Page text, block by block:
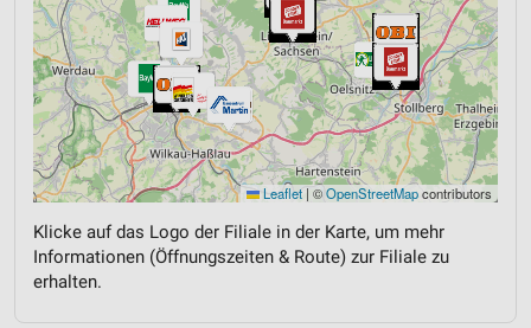
Leaflet | ©OpenStreetMapcontributors
Klicke auf das Logo der Filiale in der Karte, um mehr
Informationen (Öffnungszeiten & Route) zur Filiale zu
erhalten.